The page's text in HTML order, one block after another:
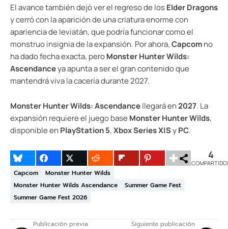
El avance también dejó ver el regreso de losElder Dragons
y cerró con la aparición de una criatura enorme con
apariencia de leviatán, que podría funcionar como el
monstruo insignia de la expansión. Por ahora,Capcomno
ha dado fecha exacta, peroMonster Hunter Wilds:
Ascendanceya apunta a ser el gran contenido que
mantendrá viva la cacería durante 2027.
Monster Hunter Wilds: Ascendancellegará en2027. La
expansión requiere el juego base Monster Hunter Wilds,
disponible en PlayStation 5,Xbox Series X|SyPC.
4
Capcom
Monster Hunter Wilds
Monster Hunter Wilds Ascendance
Summer Game Fest
Summer Game Fest 2026
Publicación previa Siguiente publicación